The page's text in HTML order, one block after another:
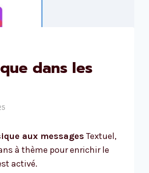
dans les
aux messages Textuel,
à thème pour enrichir le
activé.